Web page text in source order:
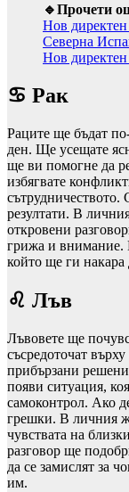
🔹Прочети
Нов директен
Северна
Нов
♋ Рак
Раците ще бъдат
ден. Ще усещате
ще ви помогне да
избягвате
резултати. В
откровени
грижа и внимание.
който ще ги накара
♌ Лъв
Лъвовете ще
съсредоточат
прибързани
появи ситуация,
самоконтрол. Ако
грешки. В личния
чувствата на
разговор ще
да се замислят за
им.